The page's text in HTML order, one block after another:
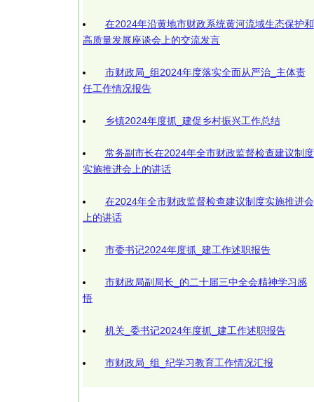
在2024年沿黄地市财政系统黄河流域生态保护和
高质量发展座谈会上的交流发言
市财政局_组2024年度落实全面从严治_主体责
任工作情况报告
乡镇2024年度抓_建促乡村振兴工作总结
常务副市长在2024年全市财政监督检查建议制度
实施推进会上的讲话
在2024年全市财政监督检查建议制度实施推进会
上的讲话
市委书记2024年度抓_建工作述职报告
市财政局副局长_的二十届三中全会精神学习感
悟
机关_委书记2024年度抓_建工作述职报告
市财政局_组_纪学习教育工作情况汇报